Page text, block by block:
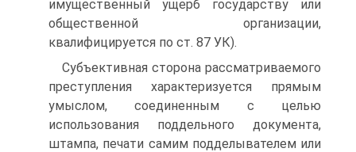
имущественный ущерб государству или
общественной организации,
квалифицируется по ст. 87 УК).
Субъективная сторона рассматриваемого
преступления характеризуется прямым
умыслом, соединенным с целью
использования поддельного документа,
штампа, печати самим подделывателем или